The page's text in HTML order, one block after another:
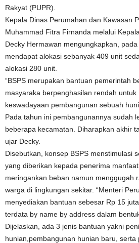
Rakyat (PUPR).
Kepala Dinas Perumahan dan Kawasan
Muhammad Fitra Firnanda melalui
Decky Hermawan mengungkapkan,
mendapat alokasi sebanyak 409 unit
alokasi 280 unit.
“BSPS merupakan bantuan pemerintah
masyaraka berpenghasilan rendah untuk
keswadayaan pembangunan sebuah
Pada tahun ini pembangunannya sudah
beberapa kecamatan. Diharapkan akhir
ujar Decky.
Disebutkan, konsep BSPS menstimulasi
yang diberikan kepada penerima
meringankan beban namun menggugah
warga di lingkungan sekitar. “Menteri
menyediakan bantuan sebesar Rp 15
terdata by name by address dalam
Dijelaskan, ada 3 jenis bantuan yakni
hunian,pembangunan hunian baru,